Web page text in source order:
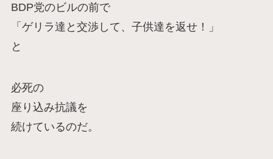
BDP党のビルの前で
「ゲリラ達と交渉して、子供達を返せ！」
と
必死の
座り込み抗議を
続けているのだ。